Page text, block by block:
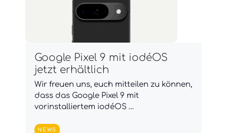
Google Pixel 9 mit iodéOS
jetzt erhältlich
Wir freuen uns, euch mitteilen zu können,
dass das Google Pixel 9 mit
vorinstalliertem iodéOS …
NEWS